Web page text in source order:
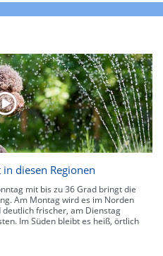
diesen Regionen
mit bis zu 36 Grad bringt die
Am Montag wird es im Norden
frischer, am Dienstag
Im Süden bleibt es heiß, örtlich